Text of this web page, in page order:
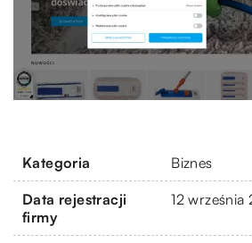
Kategoria Biznes
Data rejestracji
firmy
12 września